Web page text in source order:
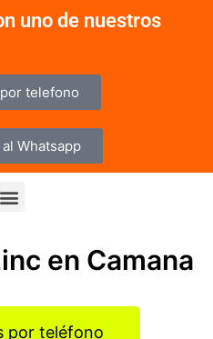
uno de nuestros
telefono
Whatsapp
Menu
en Camana
por teléfono